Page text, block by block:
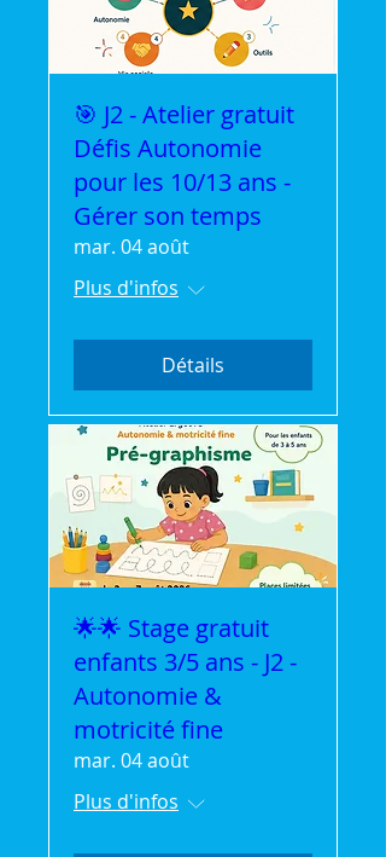
🎯 J2 - Atelier gratuit
Défis Autonomie
pour les 10/13 ans -
Gérer son temps
mar. 04 août
Plus d'infos
Détails
🌟🌟 Stage gratuit
enfants 3/5 ans - J2 -
Autonomie &
motricité fine
mar. 04 août
Plus d'infos